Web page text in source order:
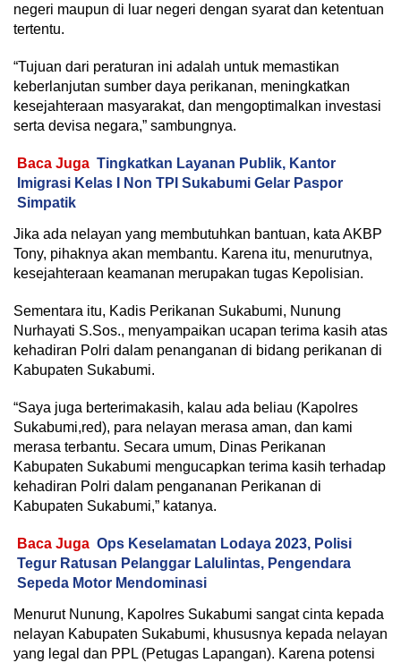
negeri maupun di luar negeri dengan syarat dan ketentuan
tertentu.
“Tujuan dari peraturan ini adalah untuk memastikan
keberlanjutan sumber daya perikanan, meningkatkan
kesejahteraan masyarakat, dan mengoptimalkan investasi
serta devisa negara,” sambungnya.
Baca Juga Tingkatkan Layanan Publik, Kantor
Imigrasi Kelas I Non TPI Sukabumi Gelar Paspor
Simpatik
Jika ada nelayan yang membutuhkan bantuan, kata AKBP
Tony, pihaknya akan membantu. Karena itu, menurutnya,
kesejahteraan keamanan merupakan tugas Kepolisian.
Sementara itu, Kadis Perikanan Sukabumi, Nunung
Nurhayati S.Sos., menyampaikan ucapan terima kasih atas
kehadiran Polri dalam penanganan di bidang perikanan di
Kabupaten Sukabumi.
“Saya juga berterimakasih, kalau ada beliau (Kapolres
Sukabumi,red), para nelayan merasa aman, dan kami
merasa terbantu. Secara umum, Dinas Perikanan
Kabupaten Sukabumi mengucapkan terima kasih terhadap
kehadiran Polri dalam pengananan Perikanan di
Kabupaten Sukabumi,” katanya.
Baca Juga Ops Keselamatan Lodaya 2023, Polisi
Tegur Ratusan Pelanggar Lalulintas, Pengendara
Sepeda Motor Mendominasi
Menurut Nunung, Kapolres Sukabumi sangat cinta kepada
nelayan Kabupaten Sukabumi, khususnya kepada nelayan
yang legal dan PPL (Petugas Lapangan). Karena potensi